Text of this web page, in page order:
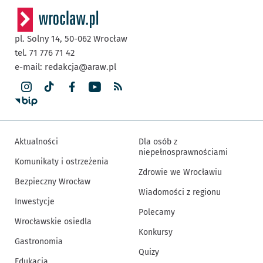
pl. Solny 14, 50-062 Wrocław
tel. 71 776 71 42
e-mail: redakcja@araw.pl
Aktualności
Komunikaty i ostrzeżenia
Bezpieczny Wrocław
Inwestycje
Wrocławskie osiedla
Gastronomia
Dla osób z
niepełnosprawnościami
Zdrowie we Wrocławiu
Wiadomości z regionu
Polecamy
Konkursy
Quizy